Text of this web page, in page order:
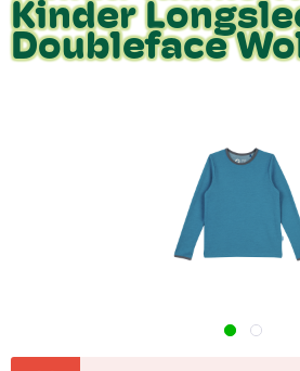
Kinder
Doubleface